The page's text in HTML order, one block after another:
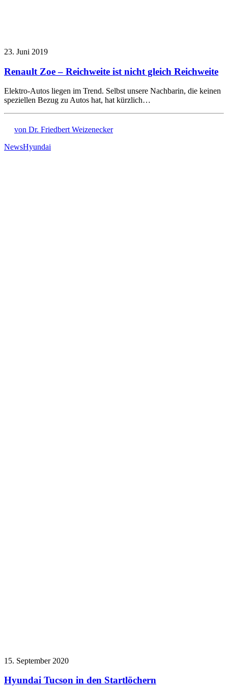
23. Juni 2019
Renault Zoe – Reichweite ist nicht gleich Reichweite
Elektro-Autos liegen im Trend. Selbst unsere Nachbarin, die keinen
speziellen Bezug zu Autos hat, hat kürzlich…
von Dr. Friedbert Weizenecker
NewsHyundai
15. September 2020
Hyundai Tucson in den Startlöchern